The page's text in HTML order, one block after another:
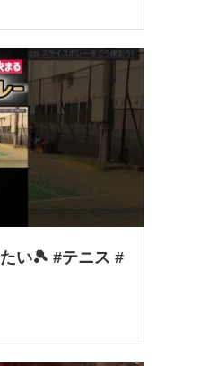
い🎾 #テニス #